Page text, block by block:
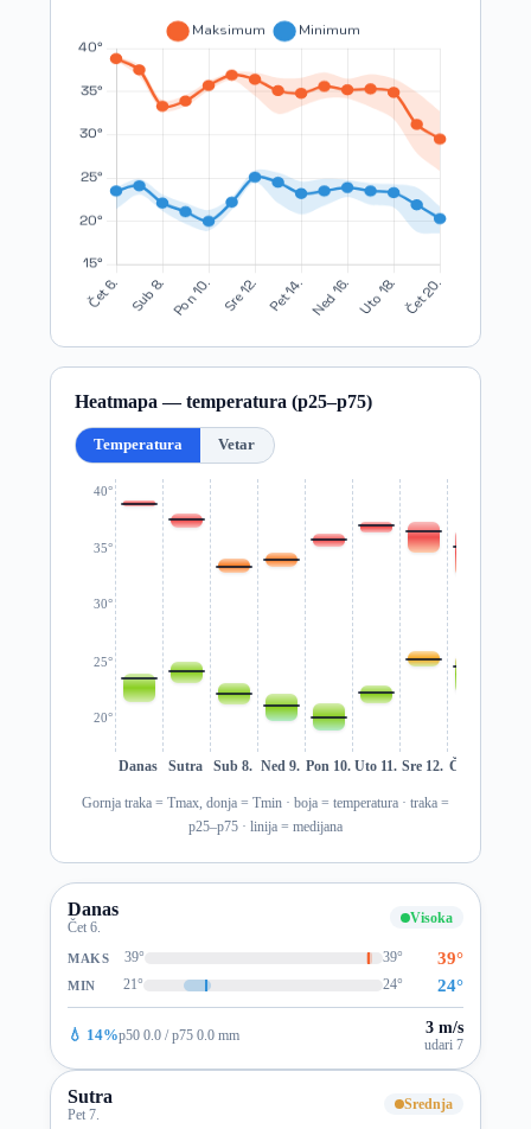
Heatmapa — temperatura (p25–p75)
Temperatura Vetar
20°
25°
30°
35°
40°
Danas Sutra Sub 8. Ned 9. Pon 10. Uto 11. Sre 12. Čet 13.
Gornja traka = Tmax, donja = Tmin · boja = temperatura · traka =
p25–p75 · linija = medijana
Danas
Čet 6.
Visoka
MAKS 39° 39° 39°
MIN 21° 24° 24°
💧 14%p50 0.0 / p75 0.0 mm 3 m/s
udari 7
Sutra
Pet 7.
Srednja